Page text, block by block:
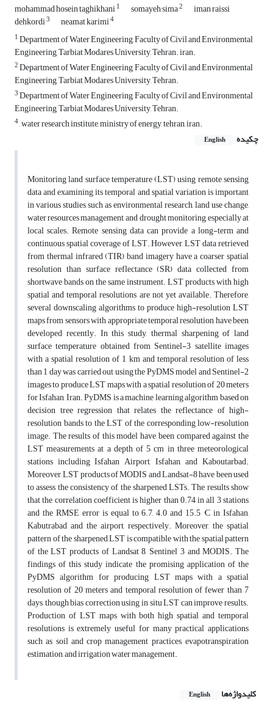
mohammad hosein taghikhani1 somayeh sima2 iman raissi
dehkordi3 neamat karimi4
1Department of Water Engineering, Faculty of Civil and Environmental
Engineering, Tarbiat Modares University, Tehran. iran.
2Department of Water Engineering, Faculty of Civil and Environmental
Engineering, Tarbiat Modares University, Tehran.
3Department of Water Engineering, Faculty of Civil and Environmental
Engineering, Tarbiat Modares University, Tehran.
4, water research institute, ministry of energy, tehran, iran.
چکیده
English
Monitoring land surface temperature (LST) using remote sensing
data and examining its temporal and spatial variation is important
in various studies such as environmental research, land use change,
water resources management, and drought monitoring, especially at
local scales. Remote sensing data can provide a long-term and
continuous spatial coverage of LST. However, LST data retrieved
from thermal infrared (TIR) band imagery have a coarser spatial
resolution than surface reflectance (SR) data collected from
shortwave bands on the same instrument. LST products with high
spatial and temporal resolutions are not yet available. Therefore,
several downscaling algorithms to produce high-resolution LST
maps from sensors with appropriate temporal resolution have been
developed recently. In this study, thermal sharpening of land
surface temperature obtained from Sentinel-3 satellite images
with a spatial resolution of 1 km and temporal resolution of less
than 1 day was carried out using the PyDMS model and Sentinel-2
images to produce LST maps with a spatial resolution of 20 meters
for Isfahan, Iran. PyDMS is a machine learning algorithm based on
decision tree regression that relates the reflectance of high-
resolution bands to the LST of the corresponding low-resolution
image. The results of this model have been compared against the
LST measurements at a depth of 5 cm in three meteorological
stations including Isfahan Airport, Isfahan, and Kaboutarbad.
Moreover, LST products of MODIS and Landsat-8 have been used
to assess the consistency of the sharpened LSTs. The results show
that the correlation coefficient is higher than 0.74 in all 3 stations
and the RMSE error is equal to 6.7, 4.0 and 15.5 °C in Isfahan,
Kabutrabad and the airport, respectively. Moreover, the spatial
pattern of the sharpened LST is compatible with the spatial pattern
of the LST products of Landsat 8, Sentinel 3 and MODIS. The
findings of this study indicate the promising application of the
PyDMS algorithm for producing LST maps with a spatial
resolution of 20 meters and temporal resolution of fewer than 7
days, though bias correction using in situ LST can improve results.
Production of LST maps with both high spatial and temporal
resolutions is extremely useful for many practical applications
such as soil and crop management practices, evapotranspiration
estimation, and irrigation water management.
کلیدواژه‌ها English